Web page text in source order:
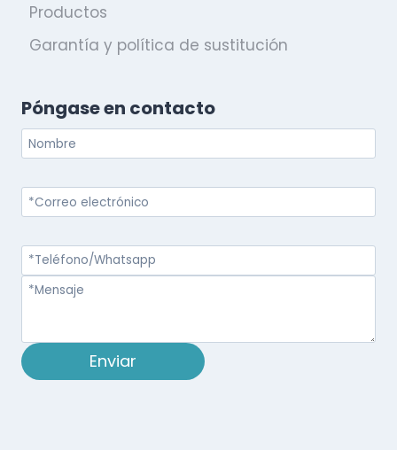
Productos
Garantía y política de sustitución
Póngase en contacto
Enviar